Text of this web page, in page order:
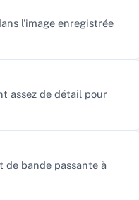
l'image enregistrée
assez de détail pour
de bande passante à